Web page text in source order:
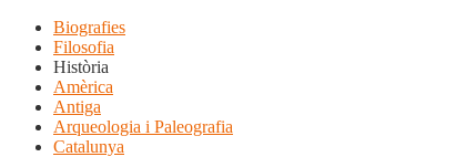
Biografies
Filosofia
Història
Amèrica
Antiga
Arqueologia i Paleografia
Catalunya